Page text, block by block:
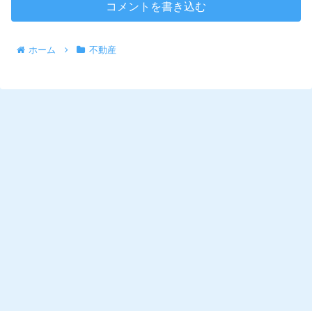
コメントを書き込む
ホーム 不動産